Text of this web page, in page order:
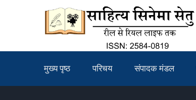
मुख्य पृष्ठ परिचय संपादक मंडल